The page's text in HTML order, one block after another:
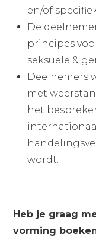
en/of
De
principes
seksuele &
Deelnemers
met
het
wordt.
Heb je graag
vorming